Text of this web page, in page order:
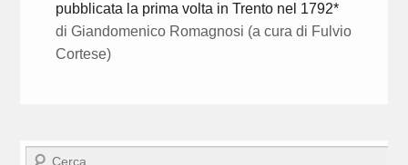
pubblicata la prima volta in Trento nel 1792*
di Giandomenico Romagnosi (a cura di Fulvio
Cortese)
Cerca